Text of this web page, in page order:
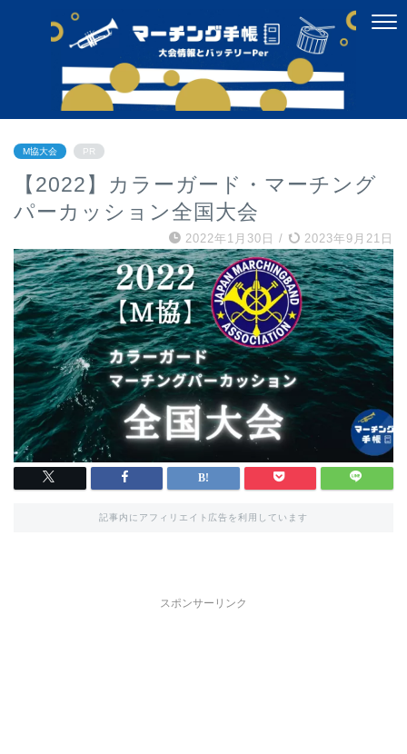
M協大会 PR
【2022】カラーガード・マーチング
パーカッション全国大会
2022年1月30日 / 2023年9月21日
記事内にアフィリエイト広告を利用しています
スポンサーリンク